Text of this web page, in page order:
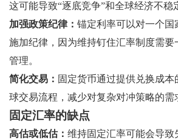
这可能导致“逐底竞争”和全球经济不稳
加强政策纪律： 锚定利率可以对一个国
施加纪律，因为维持钉住汇率制度需要
管理。
简化交易： 固定货币通过提供兑换成
球交易流程，减少对复杂对冲策略的需
固定汇率的缺点
高估或低估： 维持固定汇率可能会导致